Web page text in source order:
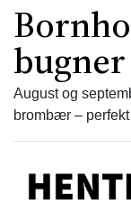
August og
brombær –